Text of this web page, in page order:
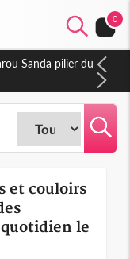
0
Sanda pilier du
et couloirs
le